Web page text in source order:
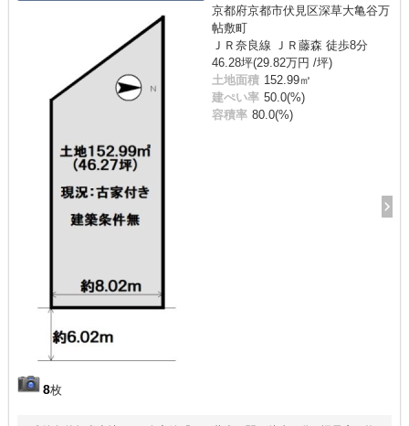
8枚
京都府京都市伏見区深草大亀谷万
帖敷町
ＪＲ奈良線 ＪＲ藤森 徒歩8分
46.28坪(29.82万円 /坪)
土地面積 152.99㎡
建ぺい率 50.0(%)
容積率 80.0(%)